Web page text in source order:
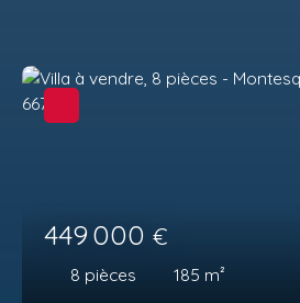
449 000 €
8 pièces 185 m²